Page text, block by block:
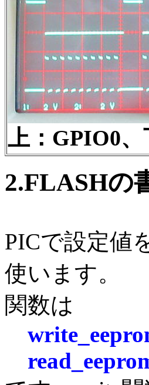
上：GPIO0
2.FLASHの
PICで設定値
使います。
関数は